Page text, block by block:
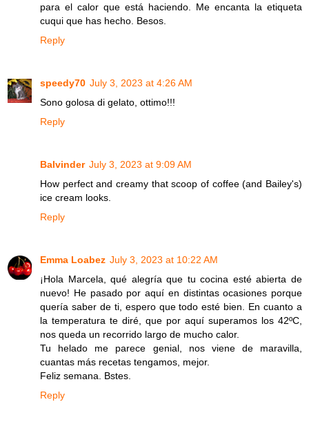
para el calor que está haciendo. Me encanta la etiqueta
cuqui que has hecho. Besos.
Reply
speedy70 July 3, 2023 at 4:26 AM
Sono golosa di gelato, ottimo!!!
Reply
Balvinder July 3, 2023 at 9:09 AM
How perfect and creamy that scoop of coffee (and Bailey's)
ice cream looks.
Reply
Emma Loabez July 3, 2023 at 10:22 AM
¡Hola Marcela, qué alegría que tu cocina esté abierta de
nuevo! He pasado por aquí en distintas ocasiones porque
quería saber de ti, espero que todo esté bien. En cuanto a
la temperatura te diré, que por aquí superamos los 42ºC,
nos queda un recorrido largo de mucho calor.
Tu helado me parece genial, nos viene de maravilla,
cuantas más recetas tengamos, mejor.
Feliz semana. Bstes.
Reply